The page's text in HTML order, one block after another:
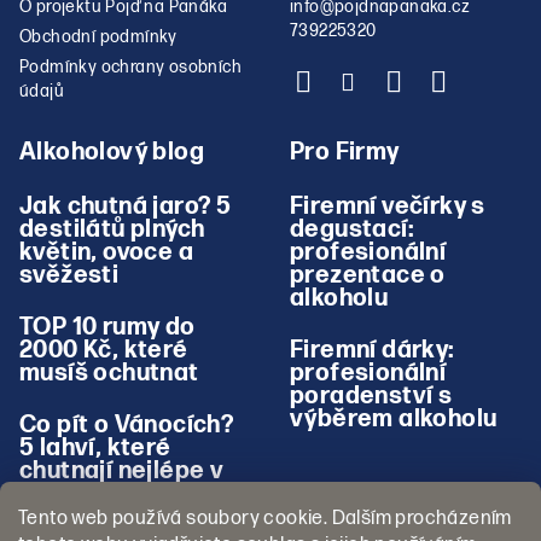
Tento web používá soubory cookie. Dalším procházením
O projektu Pojď na Panáka
Obchodní podmínky
Podmínky ochrany osobních
údajů
info@pojdnapanaka.cz
739225320
Alkoholový blog
Jak chutná jaro? 5
destilátů plných
květin, ovoce a
svěžesti
TOP 10 rumy do
2000 Kč, které
musíš ochutnat
Co pít o Vánocích?
5 lahví, které
chutnají nejlépe v
Pro Firmy
Firemní večírky s
degustací:
profesionální
prezentace o
alkoholu
Firemní dárky:
profesionální
poradenství s
výběrem alkoholu